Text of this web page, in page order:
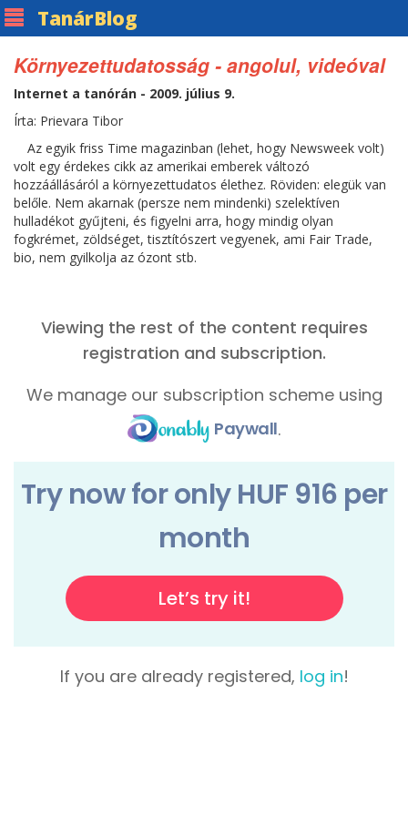
TanárBlog
Környezettudatosság - angolul, videóval
Internet a tanórán - 2009. július 9.
Írta: Prievara Tibor
Az egyik friss Time magazinban (lehet, hogy Newsweek volt)
volt egy érdekes cikk az amerikai emberek változó
hozzáállásáról a környezettudatos élethez. Röviden: elegük van
belőle. Nem akarnak (persze nem mindenki) szelektíven
hulladékot gyűjteni, és figyelni arra, hogy mindig olyan
fogkrémet, zöldséget, tisztítószert vegyenek, ami Fair Trade,
bio, nem gyilkolja az ózont stb.